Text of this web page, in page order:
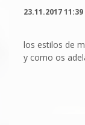
23.11.2017 11:39
Ojos de
los estilos de
y como os